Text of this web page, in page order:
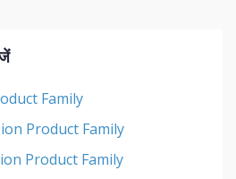
Family
Product Family
Product Family